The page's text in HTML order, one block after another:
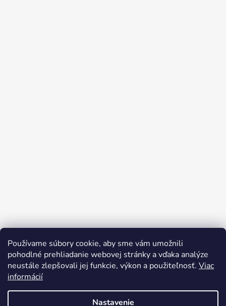
Používame súbory cookie, aby sme vám umožnili
pohodlné prehliadanie webovej stránky a vďaka analýze
neustále zlepšovali jej funkcie, výkon a použiteľnosť. Viac
informácií
Nastavenie